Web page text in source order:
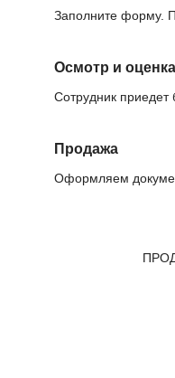
Заполните форму.
Осмотр и оценка
Сотрудник приедет
Продажа
Оформляем